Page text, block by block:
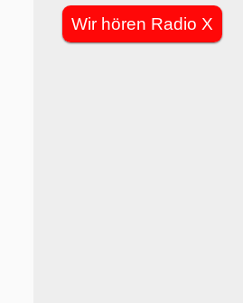
Wir hören Radio X